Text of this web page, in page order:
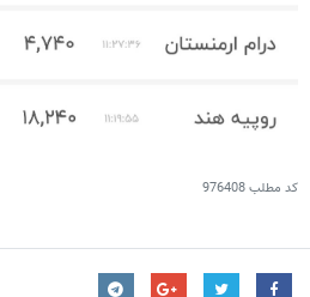
کد مطلب976408